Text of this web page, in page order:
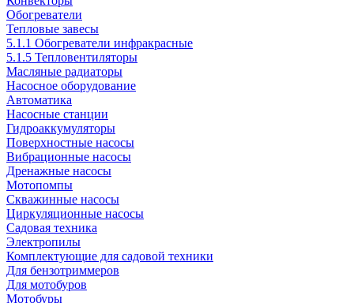
Обогреватели
Тепловые завесы
5.1.1 Обогреватели инфракрасные
5.1.5 Тепловентиляторы
Масляные радиаторы
Насосное оборудование
Автоматика
Насосные станции
Гидроаккумуляторы
Поверхностные насосы
Вибрационные насосы
Дренажные насосы
Мотопомпы
Скважинные насосы
Циркуляционные насосы
Садовая техника
Электропилы
Комплектующие для садовой техники
Для бензотриммеров
Для мотобуров
Мотобуры